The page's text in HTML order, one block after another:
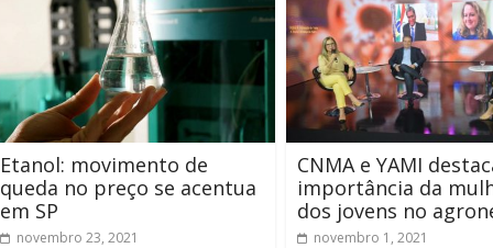
Etanol: movimento de
queda no preço se acentua
em SP
novembro 23, 2021
CNMA e YAMI
importância da
dos jovens no
novembro 1, 2021